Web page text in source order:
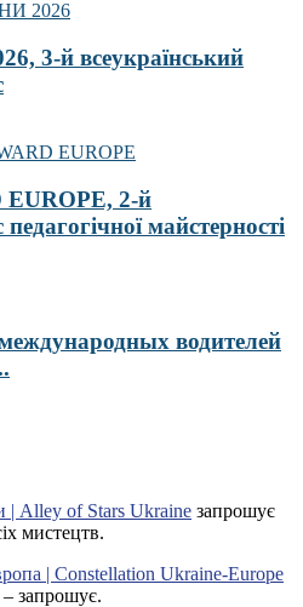
3-й всеукраїнський
2-й
майстерності
водителей
| Alley of Stars Ukraine запрошує
мистецтв.
| Constellation Ukraine-Europe
запрошує.